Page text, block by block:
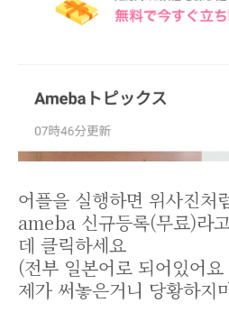
어플을 실행하면 위사진처
ameba 신규등록(무료)라
데 클릭하세요
(전부 일본어로 되어있어
제가 써놓은거니 당황하지